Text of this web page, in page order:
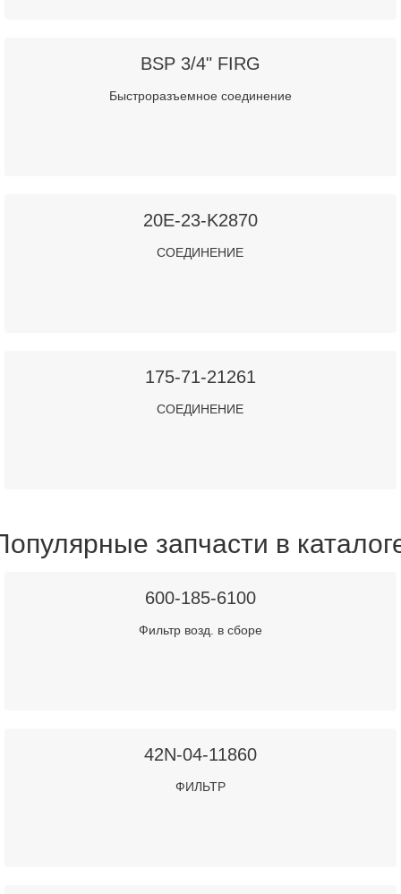
BSP 3/4" FIRG
Быстроразъемное соединение
20E-23-K2870
СОЕДИНЕНИЕ
175-71-21261
СОЕДИНЕНИЕ
запчасти в
600-185-6100
Фильтр возд. в сборе
42N-04-11860
ФИЛЬТР